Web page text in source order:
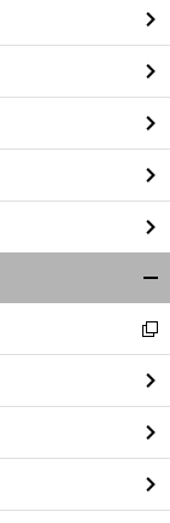
る
閉
る
新
し
い
ウ
ィ
ン
ド
ウ